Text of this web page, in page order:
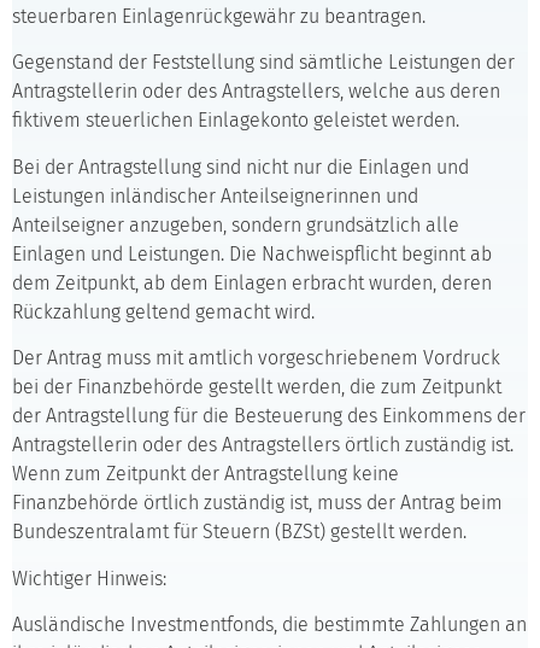
steuerbaren Einlagenrückgewähr zu beantragen.
Gegenstand der Feststellung sind sämtliche Leistungen der
Antragstellerin oder des Antragstellers, welche aus deren
fiktivem steuerlichen Einlagekonto geleistet werden.
Bei der Antragstellung sind nicht nur die Einlagen und
Leistungen inländischer Anteilseignerinnen und
Anteilseigner anzugeben, sondern grundsätzlich alle
Einlagen und Leistungen. Die Nachweispflicht beginnt ab
dem Zeitpunkt, ab dem Einlagen erbracht wurden, deren
Rückzahlung geltend gemacht wird.
Der Antrag muss mit amtlich vorgeschriebenem Vordruck
bei der Finanzbehörde gestellt werden, die zum Zeitpunkt
der Antragstellung für die Besteuerung des Einkommens der
Antragstellerin oder des Antragstellers örtlich zuständig ist.
Wenn zum Zeitpunkt der Antragstellung keine
Finanzbehörde örtlich zuständig ist, muss der Antrag beim
Bundeszentralamt für Steuern (BZSt) gestellt werden.
Wichtiger Hinweis:
Ausländische Investmentfonds, die bestimmte Zahlungen an